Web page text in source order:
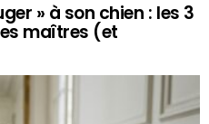
» à son chien : les 3
maîtres (et